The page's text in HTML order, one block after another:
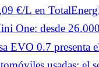
Q2 de difícil
€/L en
el sábado en
One: desde
CV
EVO 0.7 presenta
y dos Porsche.